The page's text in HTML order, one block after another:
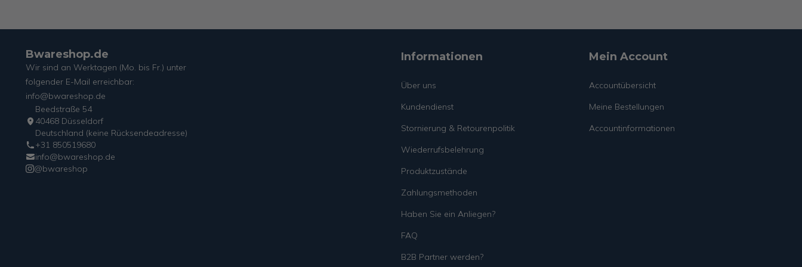
Bwareshop.de
Wir sind an Werktagen (Mo. bis Fr.) unter
folgender E-Mail erreichbar:
info@bwareshop.de
Beedstraße 54
40468 Düsseldorf
Deutschland (keine Rücksendeadresse)
+31 850519680
info@bwareshop.de
@bwareshop
Informationen
Über uns
Kundendienst
Stornierung & Retourenpolitik
Wiederrufsbelehrung
Produktzustände
Zahlungsmethoden
Haben Sie ein Anliegen?
FAQ
B2B Partner werden?
Mein Account
Accountübersicht
Meine Bestellungen
Accountinformationen